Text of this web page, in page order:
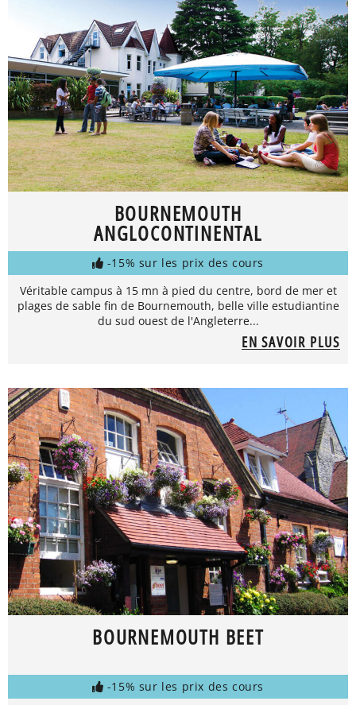
BOURNEMOUTH
ANGLOCONTINENTAL
-15% sur les prix des cours
Véritable campus à 15 mn à pied du centre, bord de mer et
plages de sable fin de Bournemouth, belle ville estudiantine
du sud ouest de l'Angleterre...
EN SAVOIR PLUS
BOURNEMOUTH BEET
-15% sur les prix des cours